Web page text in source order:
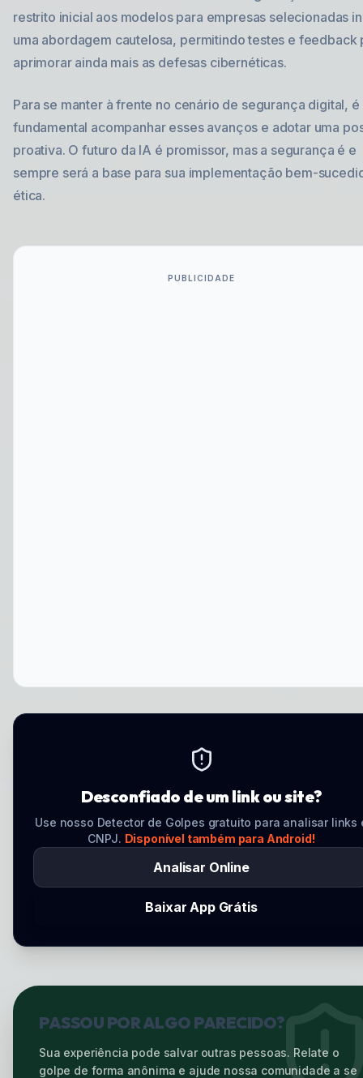
restrito inicial aos modelos para empresas selecionadas
uma abordagem cautelosa, permitindo testes e feedback
aprimorar ainda mais as defesas cibernéticas.
Para se manter à frente no cenário de segurança digital, é
fundamental acompanhar esses avanços e adotar uma
proativa. O futuro da IA é promissor, mas a segurança é e
sempre será a base para sua implementação bem-
ética.
PUBLICIDADE
Desconfiado de um link ou site?
Use nosso Detector de Golpes gratuito para analisar links
CNPJ. Disponível também para Android!
Analisar Online
Baixar App Grátis
PASSOU POR ALGO PARECIDO?
Sua experiência pode salvar outras pessoas. Relate o
golpe de forma anônima e ajude nossa comunidade a se